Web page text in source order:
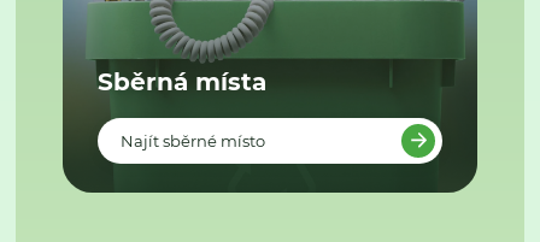
Sběrná místa
Najít sběrné místo